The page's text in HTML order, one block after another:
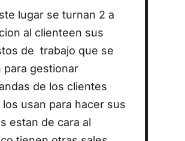
lugar se turnan 2 a
al clienteen sus
de trabajo que se
para gestionar
de los clientes
los usan para hacer sus
estan de cara al